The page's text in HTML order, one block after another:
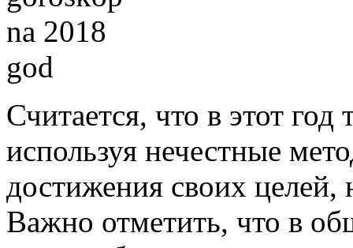
Считается, что в этот год
используя нечестные
достижения своих целей,
Важно отметить, что в